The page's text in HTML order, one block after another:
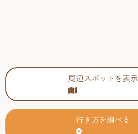
周辺スポットを表示
行き方を調べる